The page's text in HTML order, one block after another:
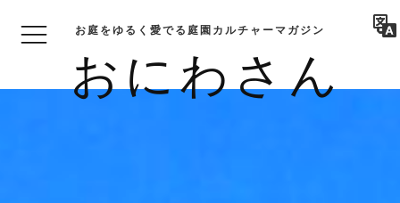
おにわさん
お庭をゆるく愛でる庭園カルチャーマガジン